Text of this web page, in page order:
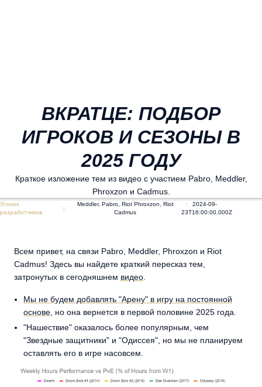
ВКРАТЦЕ: ПОДБОР
ИГРОКОВ И СЕЗОНЫ В
2025 ГОДУ
Краткое изложение тем из видео с участием Pabro, Meddler,
Phroxzon и Cadmus.
Уголок
разработчиков
Meddler, Pabro, Riot Phroxzon, Riot
Cadmus
2024-09-
23T16:00:00.000Z
Всем привет, на связи Pabro, Meddler, Phroxzon и Riot
Cadmus! Здесь вы найдете краткий пересказ тем,
затронутых в сегодняшнем видео
Мы не будем добавлять "Арену" в игру на постоянной
основе , но она вернется в первой половине 2025 года.
"Нашествие" оказалось более популярным, чем
"Звездные защитники" и "Одиссея", но мы не планируем
оставлять его в игре насовсем.